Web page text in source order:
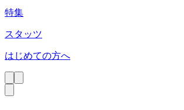
特集
スタッツ
はじめての方へ